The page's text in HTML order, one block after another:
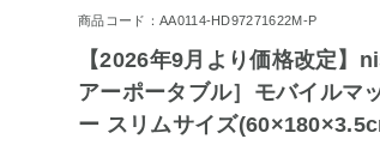
商品コード：AA0114-HD97271622M-P
【2026年9月より価格改定】
アーポータブル］モバイルマ
ー スリムサイズ